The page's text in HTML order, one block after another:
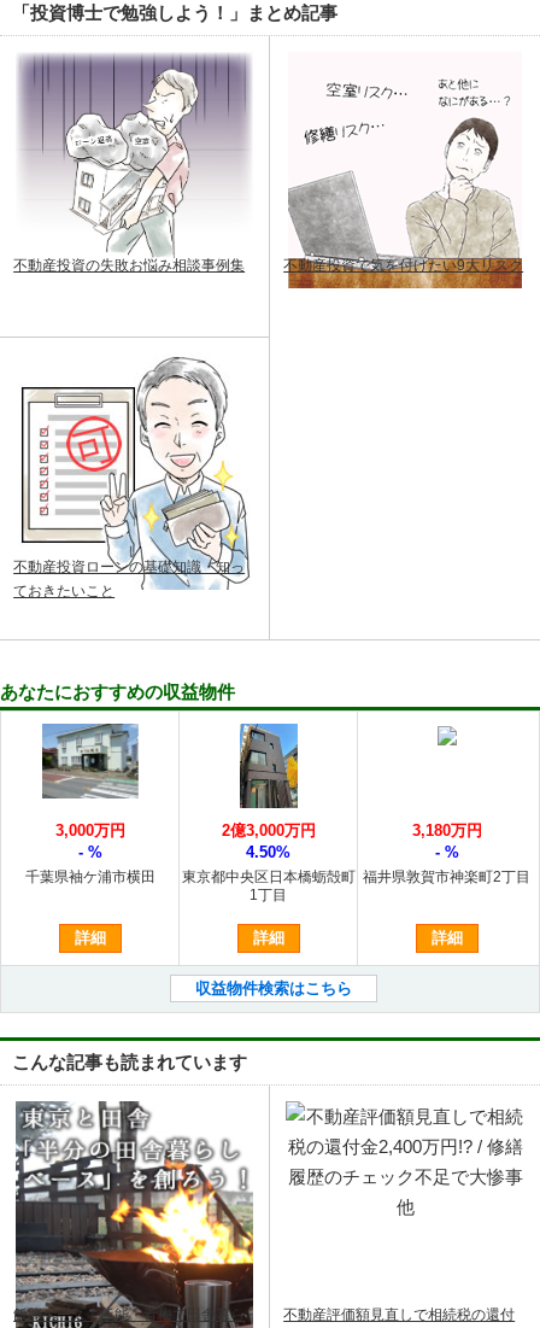
「投資博士で勉強しよう！」まとめ記事
不動産投資の失敗お悩み相談事例集 不動産投資で気を付けたい9大リスク
不動産投資ローンの基礎知識・知っ
ておきたいこと
あなたにおすすめの収益物件
千葉県袖ケ浦市横田
3,000万円
- %
詳細
東京都中央区日本橋蛎殻町
1丁目
2億3,000万円
4.50%
詳細
福井県敦賀市神楽町2丁目
3,180万円
- %
詳細
収益物件検索はこちら
こんな記事も読まれています
飯能ベース｜飯能・青梅で田舎暮ら
不動産評価額見直しで相続税の還付